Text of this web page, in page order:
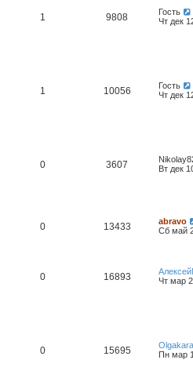
1 9808
Гость
Чт дек
1 10056
Гость
Чт дек
0 3607
Вт дек
0 13433
abravo
Сб май
0 16893
Чт мар
0 15695
Пн мар